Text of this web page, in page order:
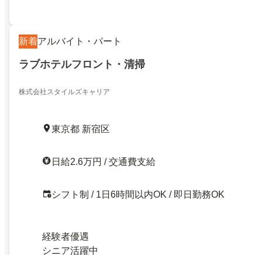
新着アルバイト・パート
ラブホテルフロント・清掃
株式会社スタイルズキャリア
東京都 新宿区
日給2.6万円 / 交通費支給
シフト制 / 1日6時間以内OK / 即日勤務OK
経験者優遇
シニア活躍中